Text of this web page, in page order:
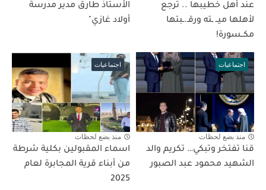
عند أهل خطيبها .. ترجع
لأهلها ميــ ـته ورقـ.ـبتها
مكــسورة!
الأستاذ طارق مدير مدرسة
أولاد غازي"
اجتماعيات
منذ بضع لحظات
قنا تفتخر وتبكي… تكريم والد
الشهيد محمود عبد الصبور
اجتماعيات
منذ بضع لحظات
اسماء المقبولين بكلية شرطة
من أبناء قرية المجابرة لعام
2025